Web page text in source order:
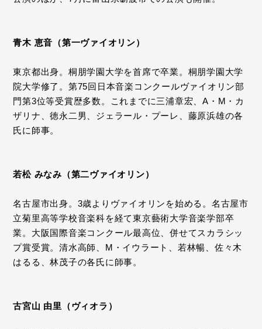
青木 恵音（第一ヴァイオリン）
東京都出身。桐朋学園大学を首席で卒業。桐朋学園大学
院大学修了。第75回日本音楽コンクールヴァイオリン部
門第3位等受賞歴多数。これまでに三浦章宏、A・M・カ
ザリナ、徳永二男、ジェラール・プーレ、藤原浜雄の各
氏に師事。
若松 みなみ（第二ヴァイオリン）
名古屋市出身。3歳よりヴァイオリンを始める。名古屋市
立菊里高等学校音楽科を経て東京藝術大学音楽学部卒
業。大阪国際音楽コンクール最高位、併せてスカラシッ
プ賞受賞。清水高師、M・イウラート、若林暢、佐々木
はるる、林茂子の各氏に師事。
古宮山 由里（ヴィオラ）